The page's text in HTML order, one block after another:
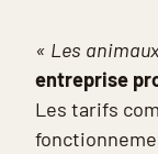
« Les
entreprise
Les tarifs